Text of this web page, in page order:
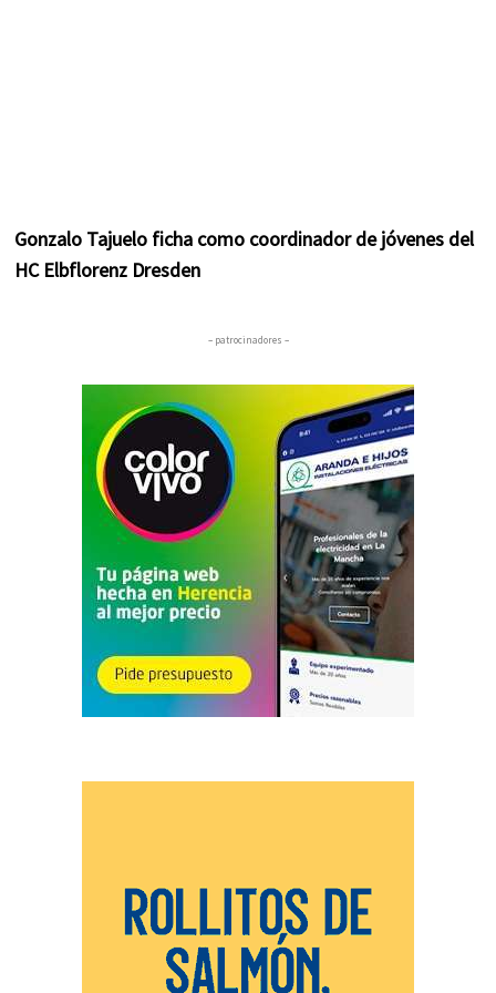
Gonzalo Tajuelo ficha como coordinador de jóvenes del
HC Elbflorenz Dresden
– patrocinadores –